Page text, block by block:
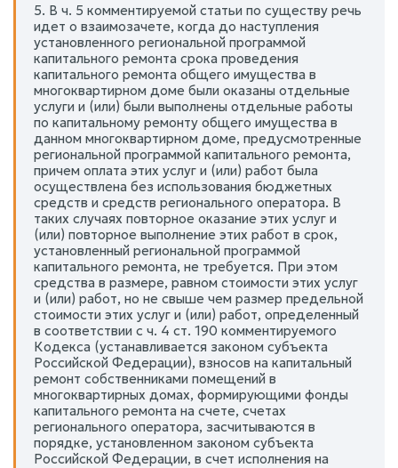
5. В ч. 5 комментируемой статьи по существу речь
идет о взаимозачете, когда до наступления
установленного региональной программой
капитального ремонта срока проведения
капитального ремонта общего имущества в
многоквартирном доме были оказаны отдельные
услуги и (или) были выполнены отдельные работы
по капитальному ремонту общего имущества в
данном многоквартирном доме, предусмотренные
региональной программой капитального ремонта,
причем оплата этих услуг и (или) работ была
осуществлена без использования бюджетных
средств и средств регионального оператора. В
таких случаях повторное оказание этих услуг и
(или) повторное выполнение этих работ в срок,
установленный региональной программой
капитального ремонта, не требуется. При этом
средства в размере, равном стоимости этих услуг
и (или) работ, но не свыше чем размер предельной
стоимости этих услуг и (или) работ, определенный
в соответствии с ч. 4 ст. 190 комментируемого
Кодекса (устанавливается законом субъекта
Российской Федерации), взносов на капитальный
ремонт собственниками помещений в
многоквартирных домах, формирующими фонды
капитального ремонта на счете, счетах
регионального оператора, засчитываются в
порядке, установленном законом субъекта
Российской Федерации, в счет исполнения на